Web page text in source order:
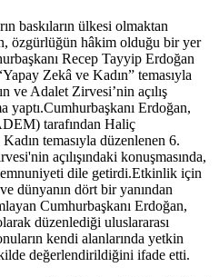
baskıların ülkesi olmaktan
özgürlüğün hâkim olduğu bir yer
Recep Tayyip Erdoğan
Zekâ ve Kadın” temasıyla
ve Adalet Zirvesi’nin açılış
yaptı.Cumhurbaşkanı Erdoğan,
tarafından Haliç
temasıyla düzenlenen 6.
açılışındaki konuşmasında,
dile getirdi.Etkinlik için
dünyanın dört bir yanından
Cumhurbaşkanı Erdoğan,
düzenlediği uluslararası
kendi alanlarında yetkin
değerlendirildiğini ifade etti.